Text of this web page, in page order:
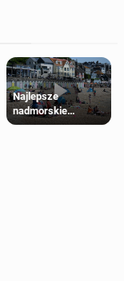
Najlepsze
nadmorskie
miasteczko blisko